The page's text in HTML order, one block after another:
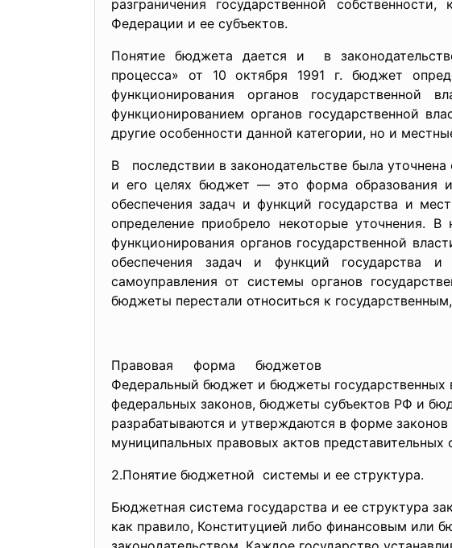
разграничения государственной
Федерации и ее субъектов.
Понятие бюджета дается и в
процесса» от 10 октября 1991 г. бюджет
функционирования органов
функционированием органов государственной
другие особенности данной категории, но и
В последствии в законодательстве была
и его целях бюджет — это форма образования и
обеспечения задач и функций государства и
определение приобрело некоторые уточнения.
функционирования органов государственной
обеспечения задач и функций государства и
самоуправления от системы органов
бюджеты перестали относиться к
Правовая форма бюджетов
Федеральный бюджет и бюджеты
федеральных законов, бюджеты субъектов РФ и
разрабатываются и утверждаются в форме
муниципальных правовых актов представительных
2.Понятие бюджетной системы и ее структура.
Бюджетная система государства и ее структура
как правило, Конституцией либо финансовым или